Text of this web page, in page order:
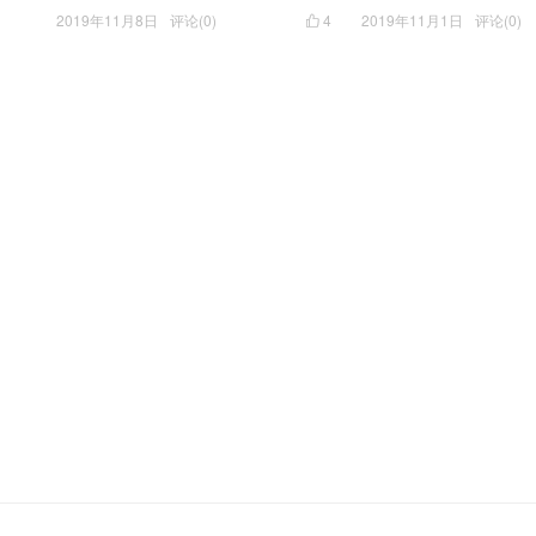
 4
2019年11月8日 评论(0) 2019年11月1日 评论(0)